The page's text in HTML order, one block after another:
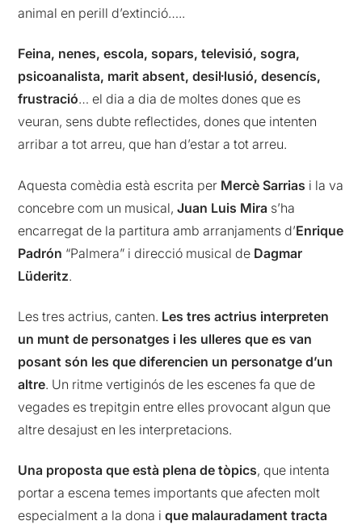
animal en perill d’extinció…..
Feina, nenes, escola, sopars, televisió, sogra,
psicoanalista, marit absent, desil·lusió, desencís,
frustració… el dia a dia de moltes dones que es
veuran, sens dubte reflectides, dones que intenten
arribar a tot arreu, que han d’estar a tot arreu.
Aquesta comèdia està escrita per Mercè Sarrias i la va
concebre com un musical,Juan Luis Mira s’ha
encarregat de la partitura amb arranjaments d’Enrique
Padrón “Palmera” i direcció musical de Dagmar
Lüderitz.
Les tres actrius, canten. Les tres actrius interpreten
un munt de personatges i les ulleres que es van
posant són les que diferencien un personatge d’un
altre. Un ritme vertiginós de les escenes fa que de
vegades es trepitgin entre elles provocant algun que
altre desajust en les interpretacions.
Una proposta que està plena de tòpics, que intenta
portar a escena temes importants que afecten molt
especialment a la dona ique malauradament tracta